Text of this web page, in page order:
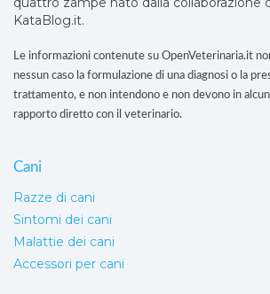
KataBlog.it.
Le informazioni contenute su OpenVeterinaria.it
nessun caso la formulazione di una diagnosi o la
trattamento, e non intendono e non devono in
rapporto diretto con il veterinario.
Cani
Razze di cani
Sintomi dei cani
Malattie dei cani
Accessori per cani